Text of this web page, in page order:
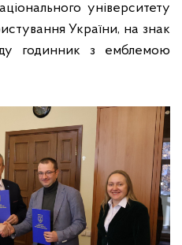
університету
України, на знак
годинник з емблемою